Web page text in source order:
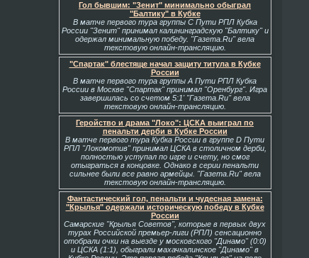
Гол бывшим: "Зенит" минимально обыграл
"Балтику" в Кубке
В матче первого тура группы С Пути РПЛ Кубка
России "Зенит" принимал калининградскую "Балтику" и
одержал минимальную победу. "Газета.Ru" вела
текстовую онлайн-трансляцию.
"Спартак" блестяще начал защиту титула в Кубке
России
В матче первого тура группы А Пути РПЛ Кубка
России в Москве "Спартак" принимал "Оренбург". Игра
завершилась со счетом 5:1' "Газета.Ru" вела
текстовую онлайн-трансляцию.
Геройство и драма "Локо": ЦСКА выиграл по
пенальти дерби в Кубке России
В матче первого тура Кубка России в группе D Пути
РПЛ "Локомотив" принимал ЦСКА в столичном дерби,
полностью уступал по игре и счету, но смог
отыграться в концовке. Однако в серии пенальти
сильнее были все равно армейцы. "Газета.Ru" вела
текстовую онлайн-трансляцию.
Фантастический гол, пенальти и чудесная замена:
"Крылья" одержали историческую победу в Кубке
России
Самарские "Крылья Советов", которые в первых двух
турах Российской премьер-лиги (РПЛ) сенсационно
отобрали очки на выезде у московского "Динамо" (0:0)
и ЦСКА (1:1), обыграли махачкалинское "Динамо" в